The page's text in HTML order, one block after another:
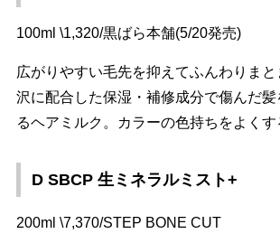
100ml \1,320/黒ばら本舗(5/20発売)
広がりやすい毛先を抑えてふんわりま
沢に配合した保湿・補修成分で傷んだ
るヘアミルク。カラーの色持ちをよくす
D SBCP 生ミネラルミスト+
200ml \7,370/STEP BONE CUT